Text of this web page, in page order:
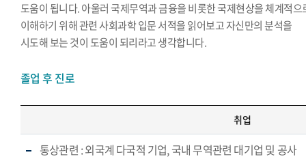
도움이 됩니다. 아울러 국제무역과 금융을 비롯한 국제현상을 체계적으
이해하기 위해 관련 사회과학 입문 서적을 읽어보고 자신만의 분석을
시도해 보는 것이 도움이 되리라고 생각합니다.
졸업 후 진로
취업
통상관련 : 외국계 다국적 기업, 국내 무역관련 대기업 및 공사